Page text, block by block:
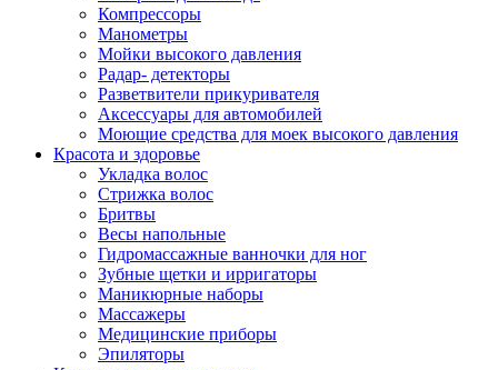
Компрессоры
Манометры
Мойки высокого давления
Радар- детекторы
Разветвители прикуривателя
Аксессуары для автомобилей
Моющие средства для моек высокого давления
Красота и здоровье
Укладка волос
Стрижка волос
Бритвы
Весы напольные
Гидромассажные ванночки для ног
Зубные щетки и ирригаторы
Маникюрные наборы
Массажеры
Медицинские приборы
Эпиляторы